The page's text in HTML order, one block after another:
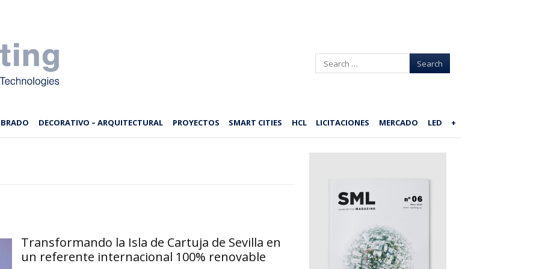
Search
DECORATIVO – ARQUITECTURAL PROYECTOS SMART CITIES HCL LICITACIONES MERCADO LED +
Transformando la Isla de Cartuja de Sevilla en
un referente internacional 100% renovable